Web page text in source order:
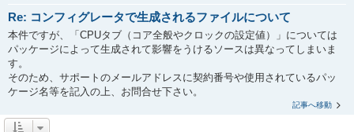
Re: コンフィグレータで生成されるファイルについて
本件ですが、「CPUタブ（コア全般やクロックの設定値）」については
パッケージによって生成されて影響をうけるソースは異なってしまいま
す。
そのため、サポートのメールアドレスに契約番号や使用されているパッ
ケージ名等を記入の上、お問合せ下さい。
記事へ移動